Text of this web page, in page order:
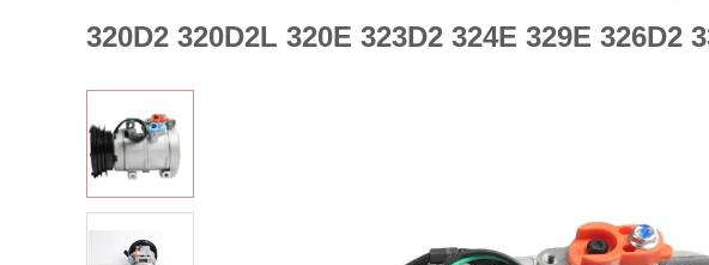
320D2 320D2L 320E 323D2 324E 329E